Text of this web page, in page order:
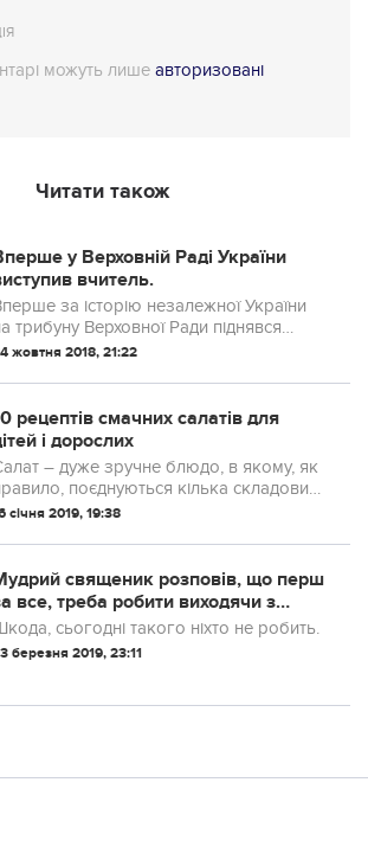
можуть лише авторизовані
Читати також
у Верховній Раді України
вчитель.
за історію незалежної України
трибуну Верховної Ради піднявся
Надихаюче виступ Paul
задуматися над тим, що
буду...
жовтня 2018, 21:22
рецептів смачних салатів для
і дорослих
– дуже зручне блюдо, в якому, як
поєднуються кілька складових.
– це неймовірне поле для
і корисно.
січня 2019, 19:38
священик розповів, що перш
все, треба робити виходячи з
сьогодні такого ніхто не робить.
березня 2019, 23:11